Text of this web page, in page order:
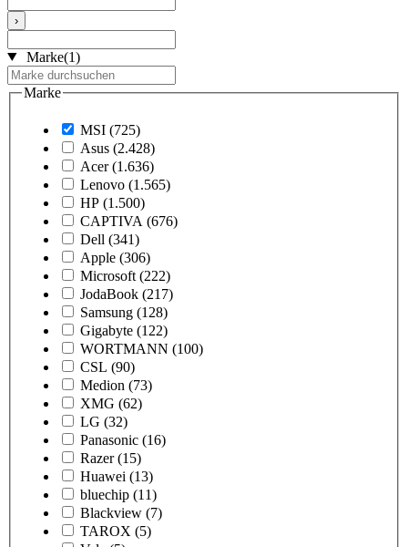
›
Marke(1)
Marke
MSI (725)
Asus (2.428)
Acer (1.636)
Lenovo (1.565)
HP (1.500)
CAPTIVA (676)
Dell (341)
Apple (306)
Microsoft (222)
JodaBook (217)
Samsung (128)
Gigabyte (122)
WORTMANN (100)
CSL (90)
Medion (73)
XMG (62)
LG (32)
Panasonic (16)
Razer (15)
Huawei (13)
bluechip (11)
Blackview (7)
TAROX (5)